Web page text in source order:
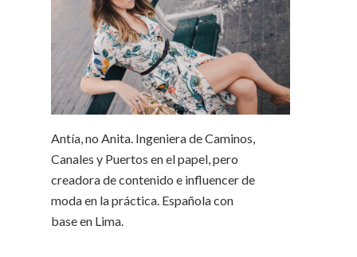
Antía, no Anita. Ingeniera de Caminos,
Canales y Puertos en el papel, pero
creadora de contenido e influencer de
moda en la práctica. Española con
base en Lima.